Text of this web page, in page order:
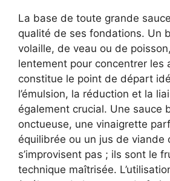
La base de toute grande
qualité de ses fondations. Un
volaille, de veau ou de
lentement pour concentrer les
constitue le point de départ
l’émulsion, la réduction et la
également crucial. Une sauce
onctueuse, une vinaigrette
équilibrée ou un jus de viande
s’improvisent pas ; ils sont le
technique maîtrisée.